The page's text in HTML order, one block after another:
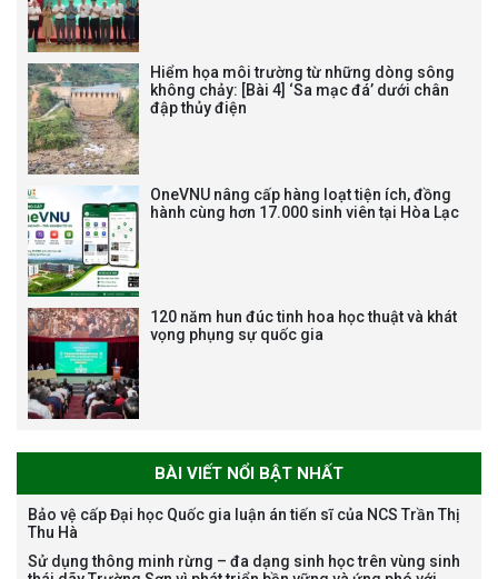
vị trí việc làm chức danh nghề
nghiệp chuyên môn dùng
Bảo vệ luận án tiến sĩ của NCS
Nguyễn Thế Thông
Hiểm họa môi trường từ những dòng sông
không chảy: [Bài 4] ‘Sa mạc đá’ dưới chân
đập thủy điện
OneVNU nâng cấp hàng loạt tiện ích, đồng
hành cùng hơn 17.000 sinh viên tại Hòa Lạc
120 năm hun đúc tinh hoa học thuật và khát
vọng phụng sự quốc gia
BÀI VIẾT NỔI BẬT NHẤT
Bảo vệ cấp Đại học Quốc gia luận án tiến sĩ của NCS Trần Thị
Thu Hà
Sử dụng thông minh rừng – đa dạng sinh học trên vùng sinh